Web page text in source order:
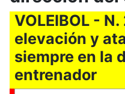
VOLEIBOL -
elevación y
siempre en la
entrenador